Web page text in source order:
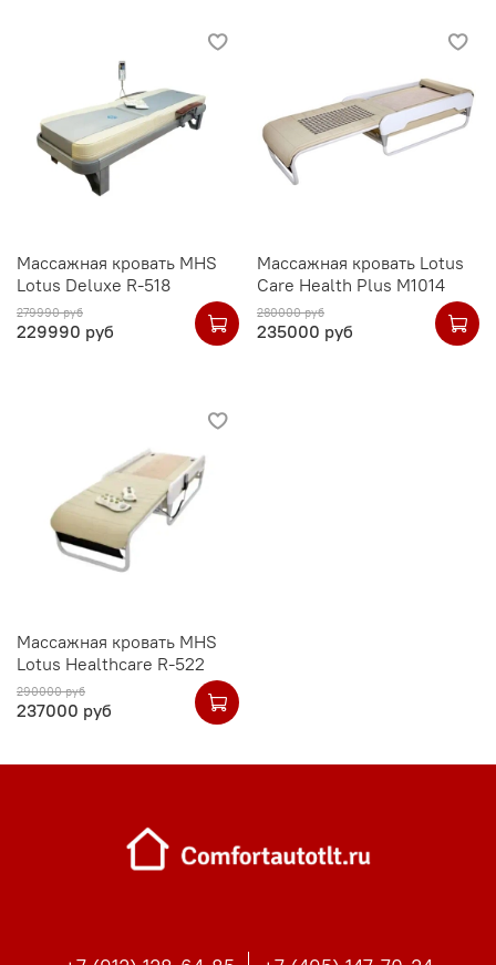
Массажная кровать MHS
Lotus Deluxe R-518
279990 руб
229990 руб
Массажная кровать Lotus
Care Health Plus М1014
280000 руб
235000 руб
Массажная кровать MHS
Lotus Healthcare R-522
290000 руб
237000 руб